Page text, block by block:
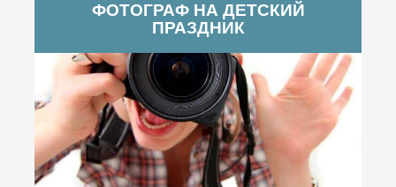
ФОТОГРАФ НА ДЕТСКИЙ
ПРАЗДНИК